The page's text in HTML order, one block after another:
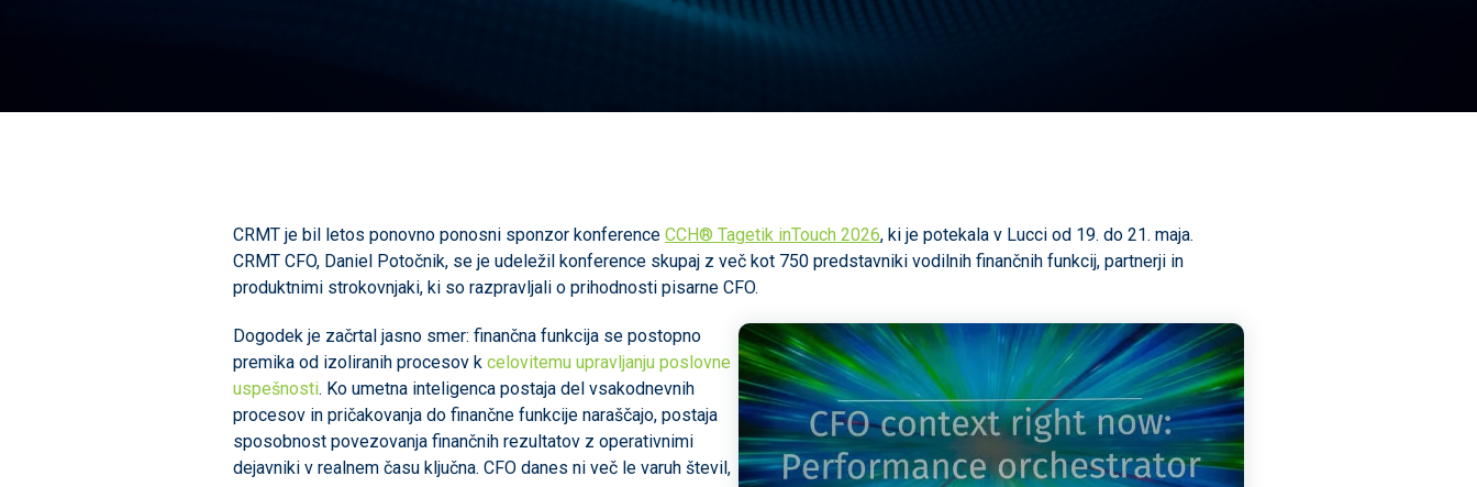
CRMT je bil letos ponovno ponosni sponzor konference CCH® Tagetik inTouch 2026, ki je potekala v Lucci od 19. do 21. maja.
CRMT CFO, Daniel Potočnik, se je udeležil konference skupaj z več kot 750 predstavniki vodilnih finančnih funkcij, partnerji in
produktnimi strokovnjaki, ki so razpravljali o prihodnosti pisarne CFO.
Dogodek je začrtal jasno smer: finančna funkcija se postopno
premika od izoliranih procesov k celovitemu upravljanju poslovne
uspešnosti. Ko umetna inteligenca postaja del vsakodnevnih
procesov in pričakovanja do finančne funkcije naraščajo, postaja
sposobnost povezovanja finančnih rezultatov z operativnimi
dejavniki v realnem času ključna. CFO danes ni več le varuh števil,